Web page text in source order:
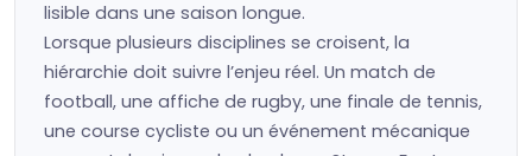
lisible dans une saison longue.
Lorsque plusieurs disciplines se croisent, la
hiérarchie doit suivre l’enjeu réel. Un match de
football, une affiche de rugby, une finale de tennis,
une course cycliste ou un événement mécanique